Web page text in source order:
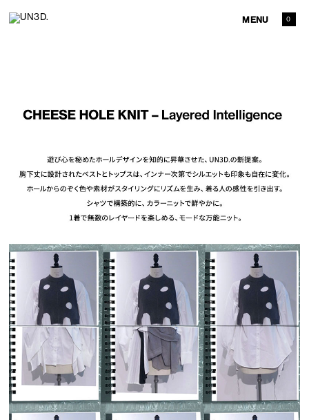
MENU 0